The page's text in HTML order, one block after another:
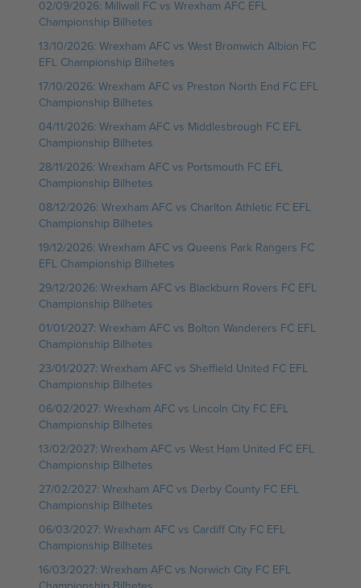
02/09/2026: Millwall FC vs Wrexham AFC EFL
Championship Bilhetes
13/10/2026: Wrexham AFC vs West Bromwich Albion FC
EFL Championship Bilhetes
17/10/2026: Wrexham AFC vs Preston North End FC EFL
Championship Bilhetes
04/11/2026: Wrexham AFC vs Middlesbrough FC EFL
Championship Bilhetes
28/11/2026: Wrexham AFC vs Portsmouth FC EFL
Championship Bilhetes
08/12/2026: Wrexham AFC vs Charlton Athletic FC EFL
Championship Bilhetes
19/12/2026: Wrexham AFC vs Queens Park Rangers FC
EFL Championship Bilhetes
29/12/2026: Wrexham AFC vs Blackburn Rovers FC EFL
Championship Bilhetes
01/01/2027: Wrexham AFC vs Bolton Wanderers FC EFL
Championship Bilhetes
23/01/2027: Wrexham AFC vs Sheffield United FC EFL
Championship Bilhetes
06/02/2027: Wrexham AFC vs Lincoln City FC EFL
Championship Bilhetes
13/02/2027: Wrexham AFC vs West Ham United FC EFL
Championship Bilhetes
27/02/2027: Wrexham AFC vs Derby County FC EFL
Championship Bilhetes
06/03/2027: Wrexham AFC vs Cardiff City FC EFL
Championship Bilhetes
16/03/2027: Wrexham AFC vs Norwich City FC EFL